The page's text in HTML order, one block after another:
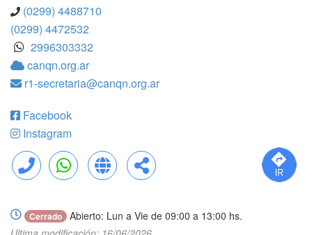
(0299) 4488710
(0299) 4472532
2996303332
canqn.org.ar
r1-secretaria@canqn.org.ar
Facebook
Instagram
Llamar WhatsApp Web Compartir
Cerrado
Abierto: Lun a Vie de 09:00 a 13:00 hs.